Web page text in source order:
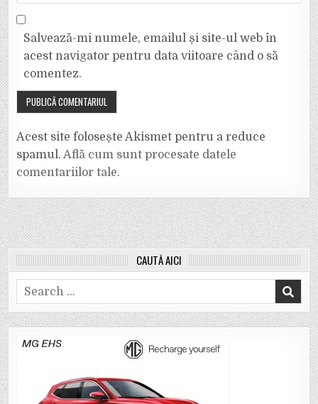
Salvează-mi numele, emailul și site-ul web în
acest navigator pentru data viitoare când o să
comentez.
Acest site folosește Akismet pentru a reduce
spamul.Află cum sunt procesate datele
comentariilor tale.
CAUTĂ AICI
Search
for: